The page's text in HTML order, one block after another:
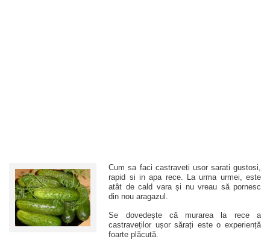
Cum sa faci castraveti usor sarati gustosi,
rapid si in apa rece. La urma urmei, este
atât de cald vara și nu vreau să pornesc
din nou aragazul.
Se dovedește că murarea la rece a
castraveților ușor sărați este o experiență
foarte plăcută.